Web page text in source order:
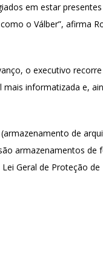
em estar
o Válber”, afirma
o executivo
informatizada e,
de
armazenamentos
Geral de Proteção de